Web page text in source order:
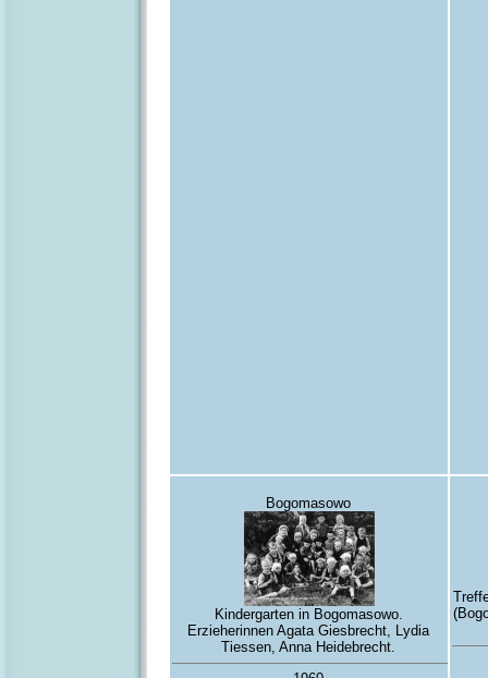
Bogomasowo
Kindergarten in Bogomasowo.
Erzieherinnen Agata Giesbrecht, Lydia
Tiessen, Anna Heidebrecht.